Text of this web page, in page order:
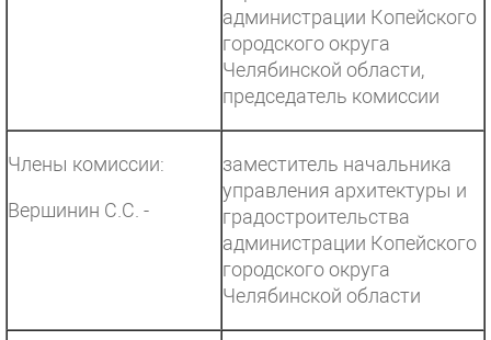
администрации Копейского
городского округа
Челябинской области,
председатель комиссии
Члены комиссии:
Вершинин С.С. -
заместитель начальника
управления архитектуры и
градостроительства
администрации Копейского
городского округа
Челябинской области